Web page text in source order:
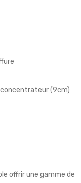
(9cm)
offrir une gamme de